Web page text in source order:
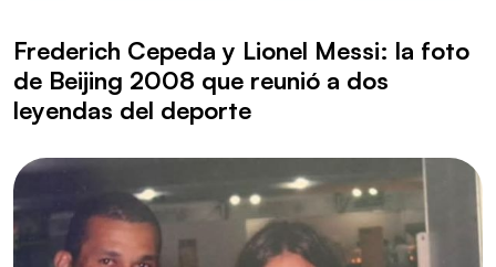
Frederich Cepeda y Lionel Messi: la foto
de Beijing 2008 que reunió a dos
leyendas del deporte